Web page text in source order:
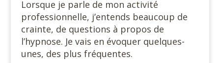
Lorsque je parle de mon activité
professionnelle, j’entends beaucoup de
crainte, de questions à propos de
l’hypnose. Je vais en évoquer quelques-
unes, des plus fréquentes.